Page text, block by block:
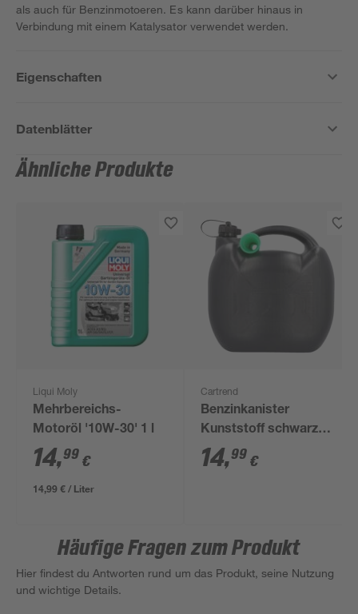
als auch für Benzinmotoeren. Es kann darüber hinaus in
Verbindung mit einem Katalysator verwendet werden.
Eigenschaften
Datenblätter
Ähnliche Produkte
Liqui Moly
Mehrbereichs-
Motoröl '10W-30' 1 l
14,99 €
14,99 € / Liter
Cartrend
Benzinkanister
Kunststoff schwarz
10 l
14,99 €
Häufige Fragen zum Produkt
Hier findest du Antworten rund um das Produkt, seine Nutzung
und wichtige Details.